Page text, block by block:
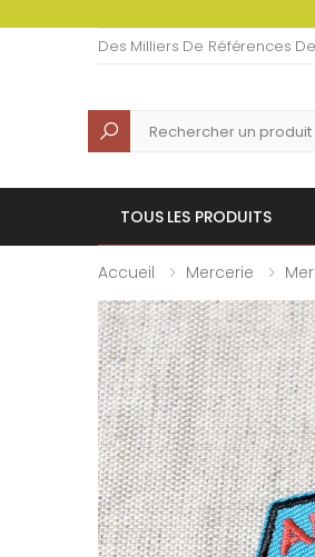
Des Milliers De Références
Recherche
TOUS LES PRODUITS
Accueil Mercerie